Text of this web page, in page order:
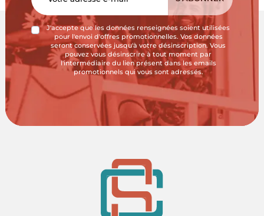
J'accepte que les données renseignées soient utilisées
pour l'envoi d'offres promotionnelles. Vos données
seront conservées jusqu'à votre désinscription. Vous
pouvez vous désinscrire à tout moment par
l'intermédiaire du lien présent dans les emails
promotionnels qui vous sont adressés.